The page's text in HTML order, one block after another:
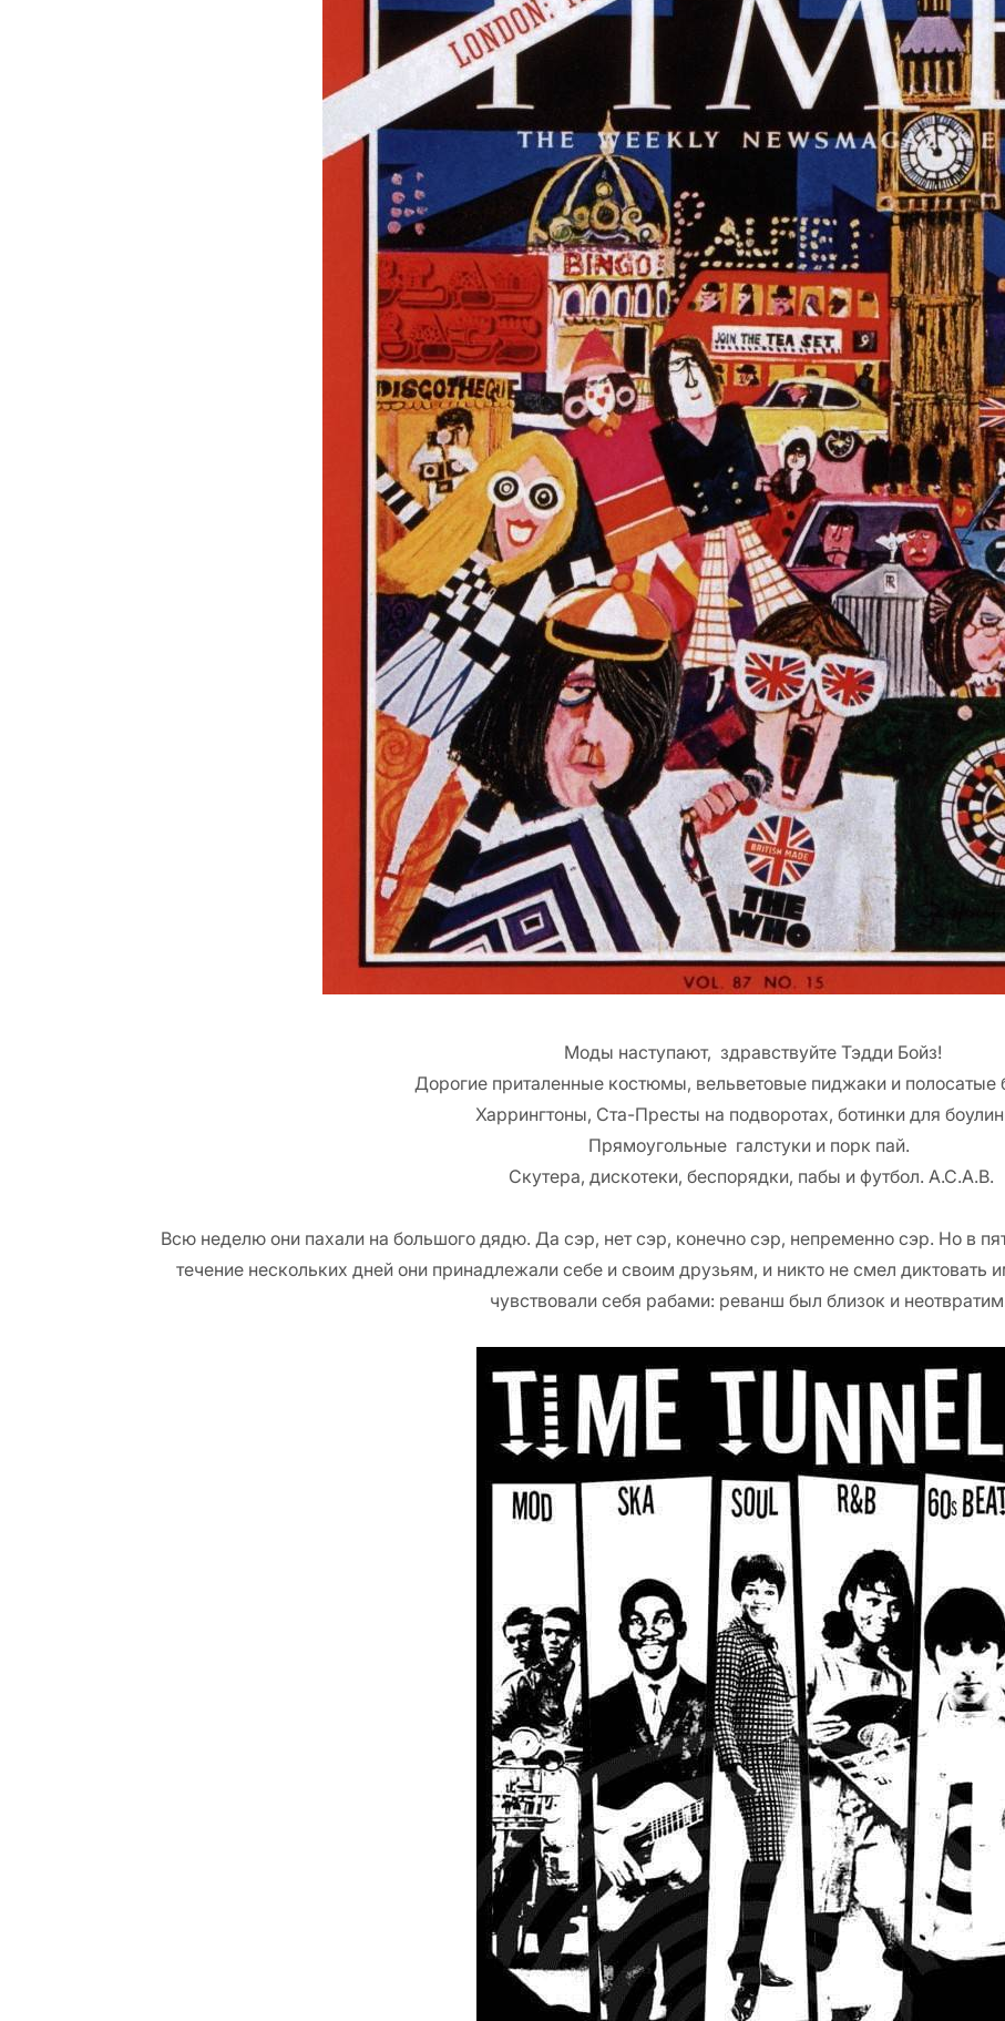
Моды наступают, здравствуйте Тэдди Бойз!
Дорогие приталенные костюмы, вельветовые пиджаки и полосатые
Харрингтоны, Ста-Престы на подворотах, ботинки для
Прямоугольные галстуки и порк пай.
Скутера, дискотеки, беспорядки, пабы и футбол. A.C.A.B.
Всю неделю они пахали на большого дядю. Да сэр, нет сэр, конечно сэр, непременно сэр. Но в
течение нескольких дней они принадлежали себе и своим друзьям, и никто не смел диктовать
чувствовали себя рабами: реванш был близок и